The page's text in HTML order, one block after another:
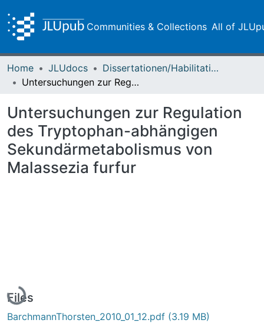
Communities & Collections All of
Home JLUdocs
Dissertationen/Habilitationen
Untersuchungen zur Regulation des Tryptophan-abhängigen Sekundärmetabolismus von Malassezia furfur
Untersuchungen zur Regulation
des Tryptophan-abhängigen
Sekundärmetabolismus von
Malassezia furfur
Loading...
Files
BarchmannThorsten_2010_01_12.pdf (3.19 MB)